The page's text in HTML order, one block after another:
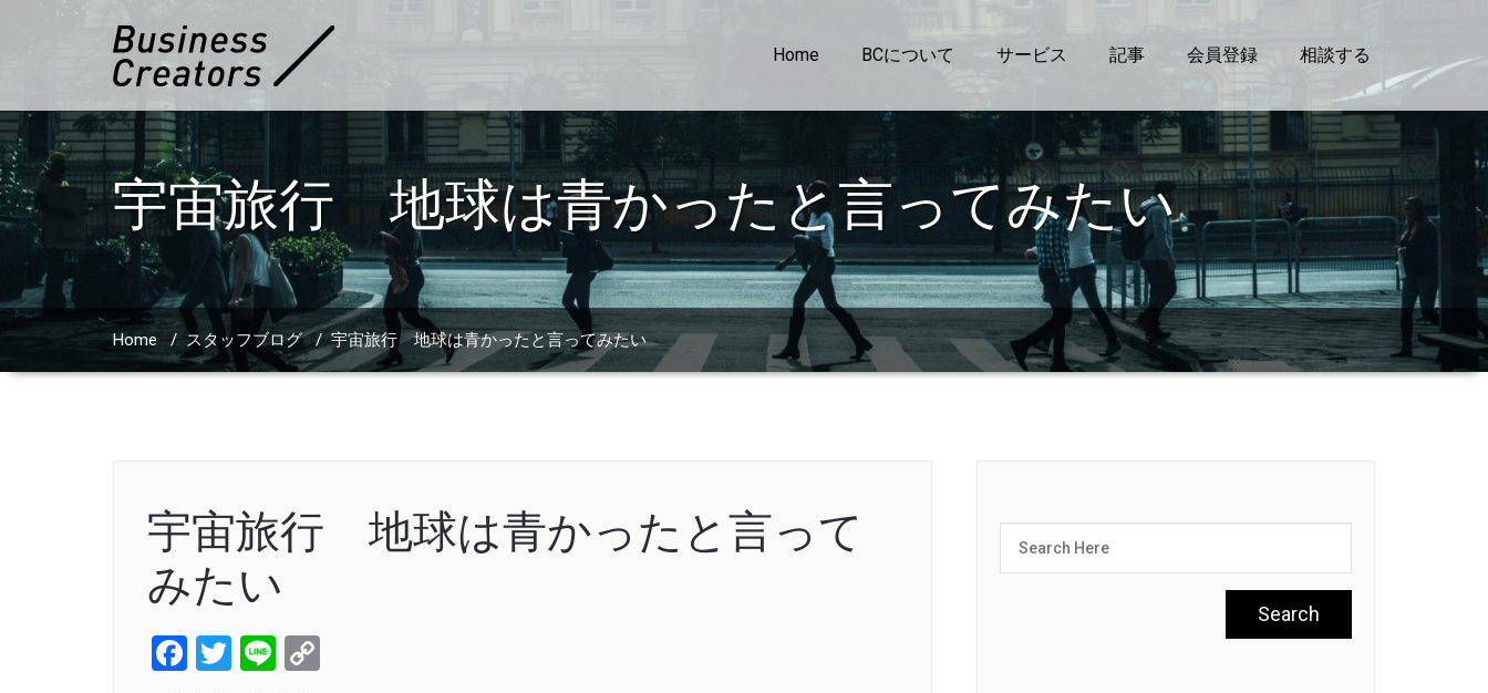
Home BCについて サービス 記事 会員登録 相談する
宇宙旅行 地球は青かったと言ってみたい
Home / スタッフブログ/宇宙旅行 地球は青かったと言ってみたい
宇宙旅行 地球は青かったと言って
みたい
Facebook
Twitter
Line